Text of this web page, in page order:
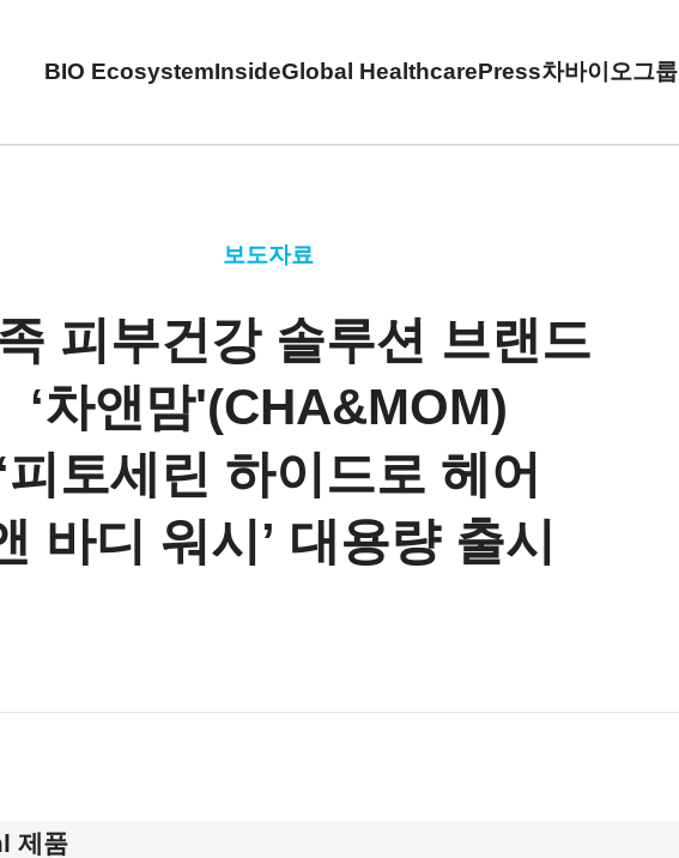
BIO EcosystemInsideGlobal HealthcarePress차바이오그룹
보도자료
피부건강 솔루션 브랜드
‘차앤맘'(CHA&MOM)
피토세린 하이드로 헤어
바디 워시’ 대용량 출시
제품